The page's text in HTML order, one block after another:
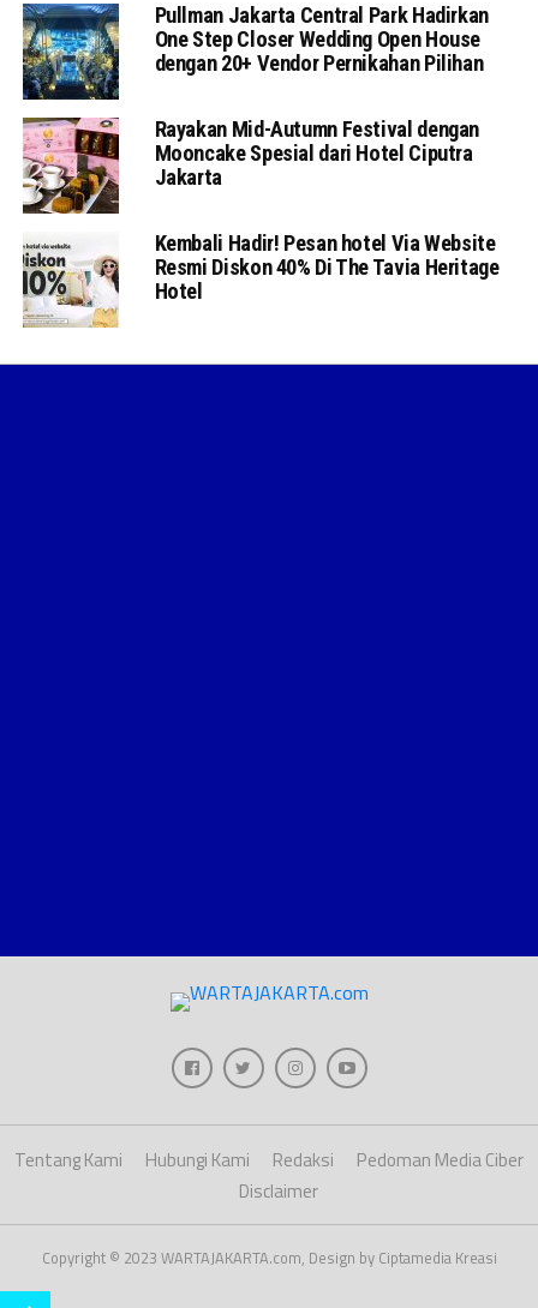
Pullman Jakarta Central Park Hadirkan
One Step Closer Wedding Open House
dengan 20+ Vendor Pernikahan Pilihan
Rayakan Mid-Autumn Festival dengan
Mooncake Spesial dari Hotel Ciputra
Jakarta
Kembali Hadir! Pesan hotel Via Website
Resmi Diskon 40% Di The Tavia Heritage
Hotel
Tentang Kami Hubungi Kami Redaksi
Pedoman Media Ciber
Disclaimer
Copyright © 2023 WARTAJAKARTA.com, Design by Ciptamedia Kreasi